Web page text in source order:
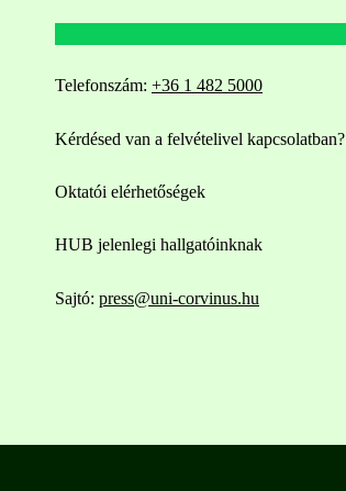
Telefonszám: +36 1 482 5000
Kérdésed van a felvételivel kapcsolatban?
Oktatói elérhetőségek
HUB jelenlegi hallgatóinknak
Sajtó: press@uni-corvinus.hu